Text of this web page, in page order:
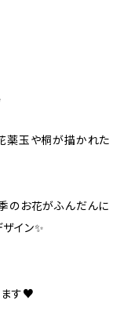
薬玉や桐が描かれた
のお花がふんだんに
イン✨️
ます♥